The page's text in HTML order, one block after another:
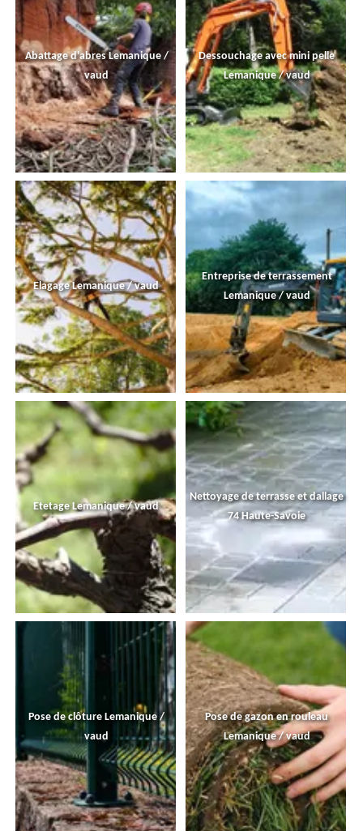
Abattage d'abres Lemanique /
vaud
Dessouchage avec mini pelle
Lemanique / vaud
Elagage Lemanique / vaud
Entreprise de terrassement
Lemanique / vaud
Etetage Lemanique / vaud
Nettoyage de terrasse et dallage
74 Haute-Savoie
Pose de clôture Lemanique /
vaud
Pose de gazon en rouleau
Lemanique / vaud